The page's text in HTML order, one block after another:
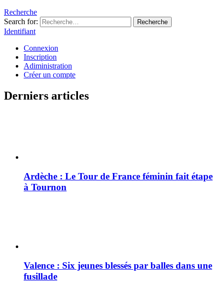
Recherche
Search for:
Recherche
Identifiant
Connexion
Inscription
Adiministration
Créer un compte
Derniers articles
Ardèche : Le Tour de France féminin fait étape
à Tournon
Valence : Six jeunes blessés par balles dans une
fusillade